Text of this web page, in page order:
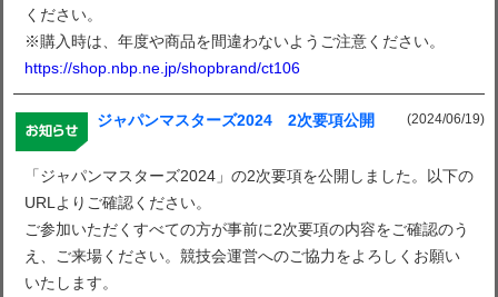
ください。
※購入時は、年度や商品を間違わないようご注意ください。
https://shop.nbp.ne.jp/shopbrand/ct106
(2024/06/19)
ジャパンマスターズ2024 2次要項公開
「ジャパンマスターズ2024」の2次要項を公開しました。以下の
URLよりご確認ください。
ご参加いただくすべての方が事前に2次要項の内容をご確認のう
え、ご来場ください。競技会運営へのご協力をよろしくお願い
いたします。